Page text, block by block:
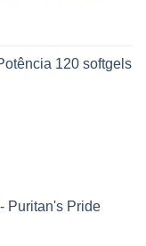
120 softgels
Puritan's Pride